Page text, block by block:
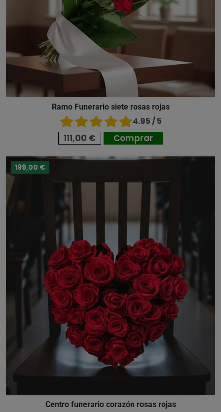
Ramo Funerario siete rosas rojas
4.95 / 5
111,00 € Comprar
199,00 €
Centro funerario corazón rosas rojas